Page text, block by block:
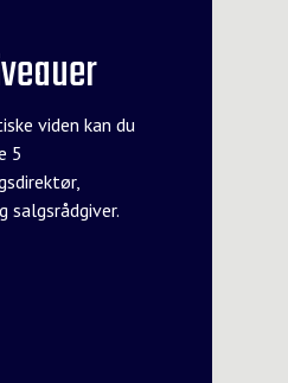
viden kan du
5
salgsrådgiver.